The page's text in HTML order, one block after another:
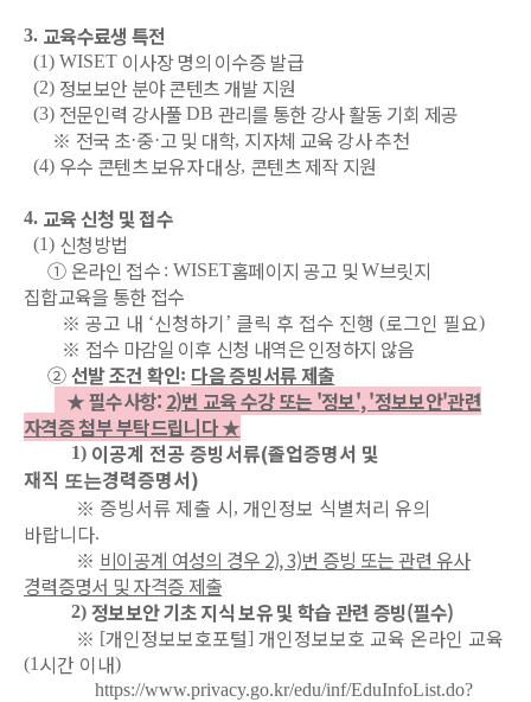
3. 교육수료생 특전
(1) WISET 이사장 명의 이수증 발급
(2) 정보보안 분야 콘텐츠 개발 지원
(3) 전문인력 강사풀 DB 관리를 통한 강사 활동 기회 제공
※ 전국 초·중·고 및 대학, 지자체 교육 강사 추천
(4) 우수 콘텐츠 보유자 대상, 콘텐츠 제작 지원
4. 교육 신청 및 접수
(1) 신청방법
① 온라인 접수 : WISET홈페이지 공고 및W브릿지
집합교육을 통한 접수
※ 공고 내 ‘신청하기’ 클릭 후 접수 진행 (로그인 필요)
※ 접수 마감일 이후 신청 내역은 인정하지 않음
②선발 조건 확인: 다음 증빙서류 제출
★ 필수사항: 2)번 교육 수강 또는 '정보', '정보보안'관련
자격증 첨부 부탁드립니다 ★
1) 이공계 전공 증빙서류(졸업증명서 및
재직 또는경력증명서)
※ 증빙서류 제출 시, 개인정보 식별처리 유의
바랍니다.
※ 비이공계 여성의 경우 2), 3)번 증빙 또는 관련 유사
경력증명서 및 자격증 제출
2) 정보보안 기초 지식 보유 및 학습 관련 증빙(필수)
※ [개인정보보호포털] 개인정보보호 교육 온라인 교육
(1 시간 이내)
https://www.privacy.go.kr/edu/inf/EduInfoList.do?